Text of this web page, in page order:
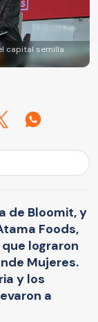
capital semilla
de Bloomit, y
Foods,
lograron
Mujeres.
y los
a